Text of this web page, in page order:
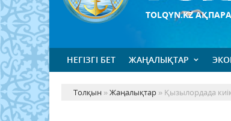
TOLQYN.KZ
НЕГІЗГІ БЕТ ЖАҢАЛЫҚТАР
Толқын »Жаңалықтар » Қызылордада